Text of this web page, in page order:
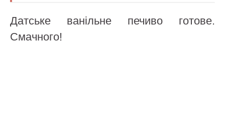
Датське ванільне печиво готове.
Смачного!